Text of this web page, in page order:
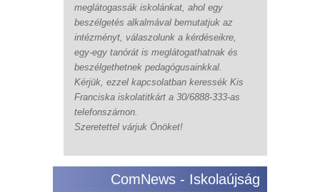
meglátogassák iskolánkat, ahol egy
beszélgetés alkalmával bemutatjuk az
intézményt, válaszolunk a kérdéseikre,
egy-egy tanórát is meglátogathatnak és
beszélgethetnek pedagógusainkkal.
Kérjük, ezzel kapcsolatban keressék Kis
Franciska iskolatitkárt a 30/6888-333-as
telefonszámon.
Szeretettel várjuk Önöket!
ComNews - Iskolaújság